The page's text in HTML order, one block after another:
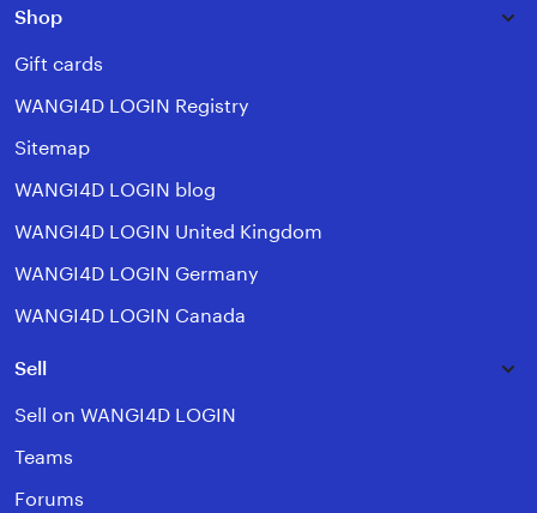
Shop
Gift cards
WANGI4D LOGIN Registry
Sitemap
WANGI4D LOGIN blog
WANGI4D LOGIN United Kingdom
WANGI4D LOGIN Germany
WANGI4D LOGIN Canada
Sell
Sell on WANGI4D LOGIN
Teams
Forums